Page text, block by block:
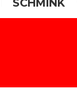
SCHMINK